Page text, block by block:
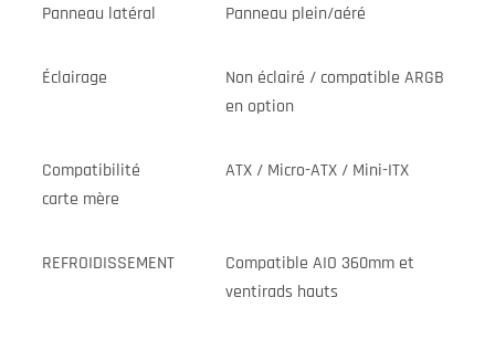
Panneau latéral Panneau plein/aéré
Éclairage
Non éclairé / compatible ARGB
en option
Compatibilité
carte mère
ATX / Micro-ATX / Mini-ITX
REFROIDISSEMENT
Compatible AIO 360mm et
ventirads hauts